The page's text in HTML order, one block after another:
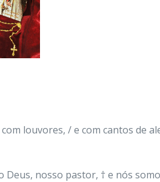
louvores, / e com cantos de
nosso pastor, † e nós